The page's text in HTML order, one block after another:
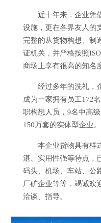
近十年来，企业凭
设施，更在各界友人的
完整的从货物构想、制
证机关，并严格按照
商场上享有很高的知名
经过多年的洗礼，
成为一家拥有员工172
职构想人员，9名中高
150万套的实体型企业。
本企业货物具有样
湛、实用性强等特点，
码头、机场、车站、公
厂矿企业等等，竭诚欢
洽谈、指导。